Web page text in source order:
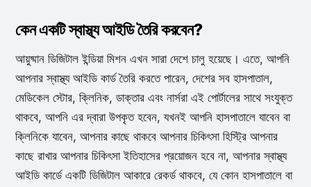
কেন একটি স্বাস্থ্য আইডি তৈরি করবেন?
আয়ুষ্মান ডিজিটাল ইন্ডিয়া মিশন এখন সারা দেশে চালু হয়েছে। এতে, আপনি
আপনার স্বাস্থ্য আইডি কার্ড তৈরি করতে পারেন, দেশের সব হাসপাতাল,
মেডিকেল স্টোর, ক্লিনিক, ডাক্তার এবং নার্সরা এই পোর্টালের সাথে সংযুক্ত
থাকবে, আপনি এর দ্বারা উপকৃত হবেন, যখনই আপনি হাসপাতালে যাবেন বা
ক্লিনিকে যাবেন, আপনার কাছে থাকবে আপনার চিকিৎসা হিস্ট্রি আপনার
কাছে রাখার আপনার চিকিৎসা ইতিহাসের প্রয়োজন হবে না, আপনার স্বাস্থ্য
আইডি কার্ডে একটি ডিজিটাল আকারে রেকর্ড থাকবে, যে কোন হাসপাতালে বা